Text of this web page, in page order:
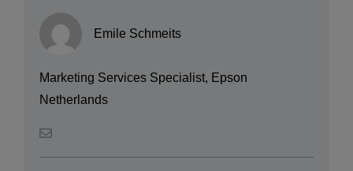
Emile Schmeits
Marketing Services Specialist, Epson
Netherlands